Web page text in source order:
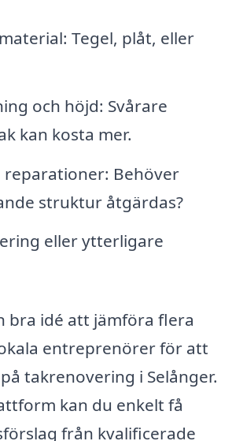
Tegel, plåt, eller
och höjd: Svårare
kan kosta mer.
reparationer: Behöver
struktur åtgärdas?
eller ytterligare
bra idé att jämföra flera
entreprenörer för att
takrenovering i Selånger.
kan du enkelt få
från kvalificerade